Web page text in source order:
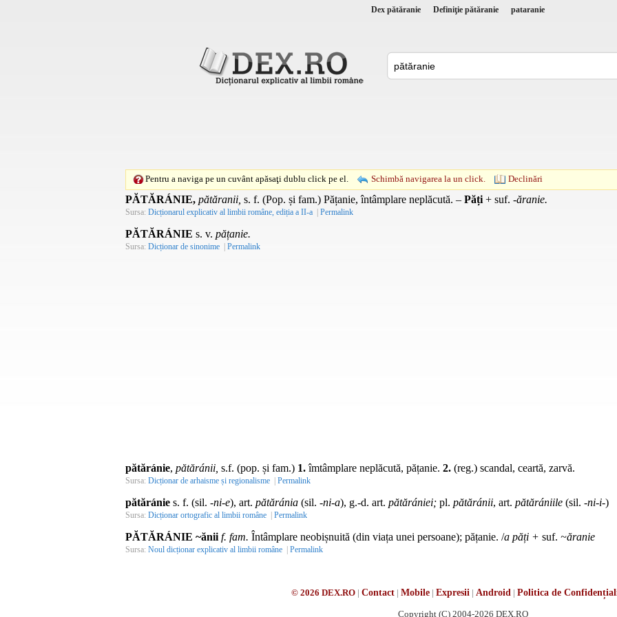
Dex pătăranie Definiţie pătăranie pataranie
Pentru a naviga pe un cuvânt apăsaţi dublu click pe el. Schimbă navigarea la un click. Declinări
PĂTĂRÁNIE, pătăranii, s. f. (Pop. și fam.) Pățanie, întâmplare neplăcută. – Păți + suf. -ăranie.
Sursa: Dicționarul explicativ al limbii române, ediția a II-a | Permalink
PĂTĂRÁNIE s. v. pățanie.
Sursa: Dicționar de sinonime | Permalink
pătăránie, pătăránii, s.f. (pop. și fam.) 1.îmtâmplare neplăcută, pățanie. 2. (reg.) scandal, ceartă, zarvă.
Sursa: Dicționar de arhaisme și regionalisme | Permalink
pătăránie s. f. (sil. -ni-e), art. pătăránia (sil. -ni-a), g.-d. art. pătărániei; pl. pătăránii, art. pătărániile (sil. -ni-i-)
Sursa: Dicționar ortografic al limbii române | Permalink
PĂTĂRÁNIE ~ănii f. fam. Întâmplare neobișnuită (din viața unei persoane); pățanie. /a păți + suf. ~ăranie
Sursa: Noul dicționar explicativ al limbii române | Permalink
© 2026 DEX.RO| Contact| Mobile| Expresii | Android | Politica de
Copyright (C) 2004-2026 DEX.RO